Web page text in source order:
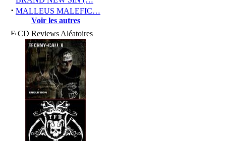
· MALLEUS MALEFIC…
Voir les autres
CD Reviews Aléatoires